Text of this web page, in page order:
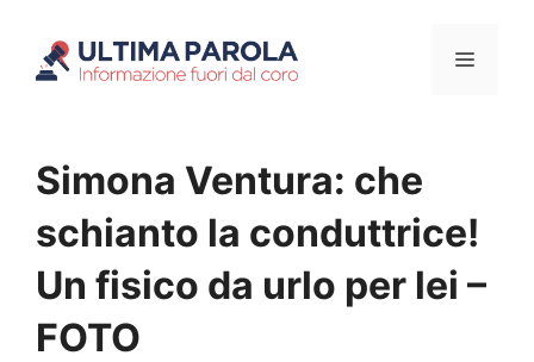
Menu
Simona Ventura: che
schianto la conduttrice!
Un fisico da urlo per lei –
FOTO